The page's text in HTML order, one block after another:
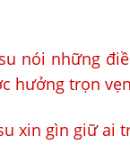
nói những
hưởng trọn
xin gìn giữ ai